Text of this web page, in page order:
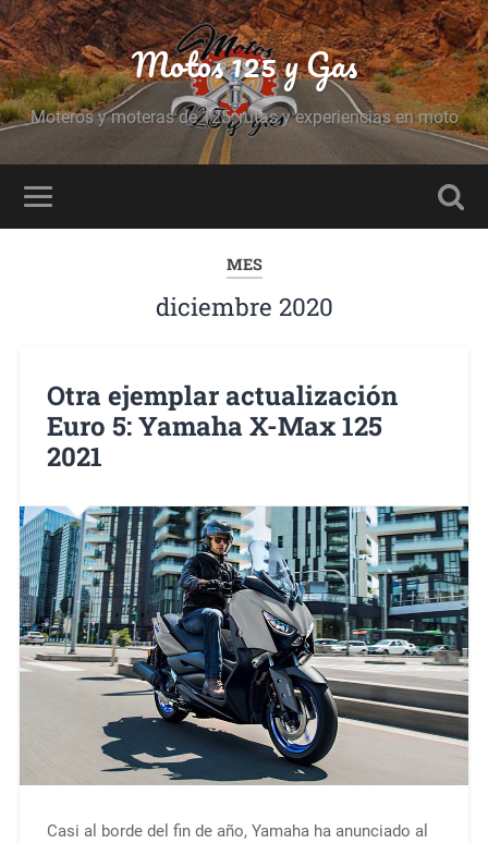
Motos 125 y Gas
Moteros y moteras de 125, rutas y experiencias en moto
MES
diciembre 2020
Otra ejemplar actualización
Euro 5: Yamaha X-Max 125
2021
Casi al borde del fin de año, Yamaha ha anunciado al